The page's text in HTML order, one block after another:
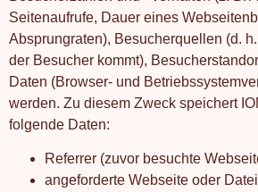
Seitenaufrufe, Dauer eines
Absprungraten), Besucherquellen (d.
der Besucher kommt),
Daten (Browser- und
werden. Zu diesem Zweck speichert
folgende Daten:
Referrer (zuvor besuchte
angeforderte Webseite oder Datei